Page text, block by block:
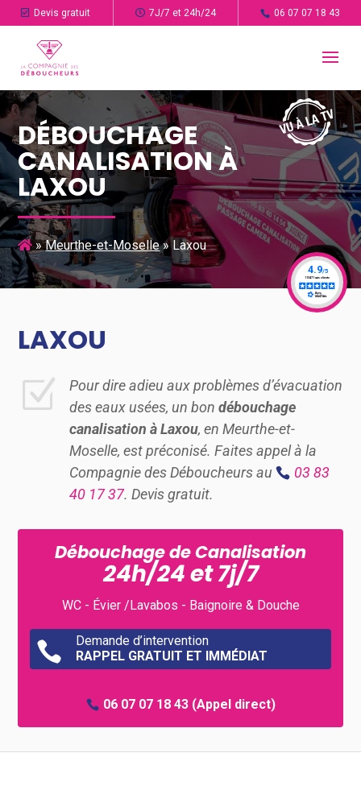
Devis gratuit 7J/7 et 24h/24 06 07 07 18 43
DÉBOUCHAGE
CANALISATION À
LAXOU
»Meurthe-et-Moselle»Laxou
LAXOU
Z
Pour dire adieu aux problèmes d’évacuation
des eaux usées, un bondébouchage
canalisation àLaxou, en Meurthe-et-
Moselle, est préconisé. Faites appel à la
Compagnie des Déboucheurs au
03 83
40 17 37. Devis gratuit.
Débouchage de Canalisation
24h/24 et 7j/7
WC - Évier /Lavabos - Baignoire & Douche

Demande d’intervention
RAPPEL GRATUIT ET IMMÉDIAT
06 07 07 18 43(Appel direct)